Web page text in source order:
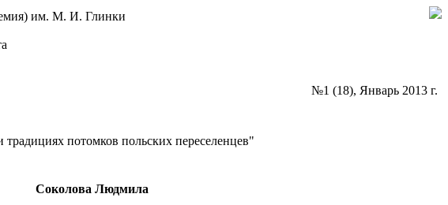
им. М. И. Глинки
№1 (18), Январь 2013 г.
традициях потомков польских переселенцев"
Соколова Людмила